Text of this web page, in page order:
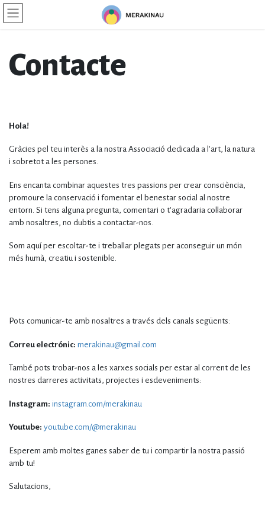
Skip
Skip
Contacte
Hola!
Gràcies pel teu interès a la nostra Associació dedicada a l'art, la natura
i sobretot a les persones.
Ens encanta combinar aquestes tres passions per crear consciència,
promoure la conservació i fomentar el benestar social al nostre
entorn. Si tens alguna pregunta, comentari o t'agradaria col·laborar
amb nosaltres, no dubtis a contactar-nos.
Som aquí per escoltar-te i treballar plegats per aconseguir un món
més humà, creatiu i sostenible.
Pots comunicar-te amb nosaltres a través dels canals següents:
Correu electrónic: merakinau@gmail.com
També pots trobar-nos a les xarxes socials per estar al corrent de les
nostres darreres activitats, projectes i esdeveniments:
Instagram: instagram.com/merakinau
Youtube: youtube.com/@merakinau
Esperem amb moltes ganes saber de tu i compartir la nostra passió
amb tu!
Salutacions,